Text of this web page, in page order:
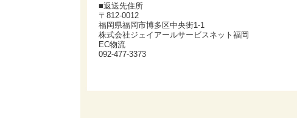
■返送先住所
〒812-0012
福岡県福岡市博多区中央街1-1
株式会社ジェイアールサービスネット福岡
EC物流
092-477-3373